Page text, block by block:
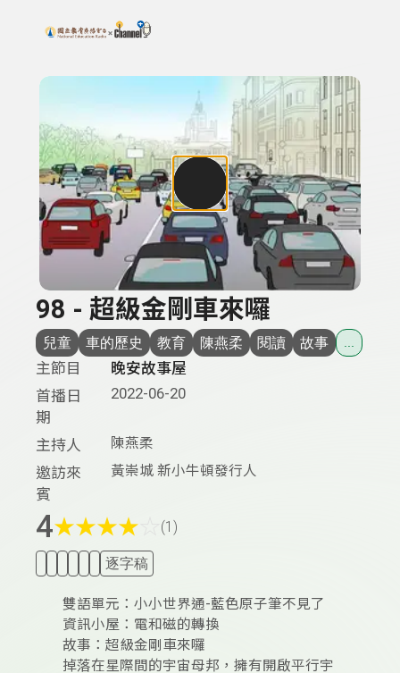
上方功能區塊
搜尋關鍵字：可輸入節目名稱、主持人或關鍵字
98 - 超級金剛車來囉
兒童 車的歷史 教育 陳燕柔 閱讀 故事 ...
主節目
晚安故事屋
首播日
期
2022-06-20
主持人 陳燕柔
邀訪來
賓
黃崇城 新小牛頓發行人
4★★★★ (1)
逐字稿
雙語單元：小小世界通-藍色原子筆不見了
資訊小屋：電和磁的轉換
故事：超級金剛車來囉
掉落在星際間的宇宙母邦，擁有開啟平行宇